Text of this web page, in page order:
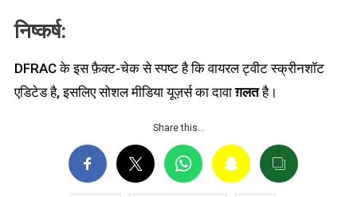
निष्कर्ष:
DFRAC के इस फ़ैक्ट-चेक से स्पष्ट है कि वायरल ट्वीट स्क्रीनशॉट
एडिटेड है, इसलिए सोशल मीडिया यूज़र्स का दावाग़लतहै।
Share this…